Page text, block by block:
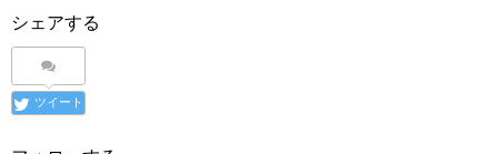
シェアする
ツイート